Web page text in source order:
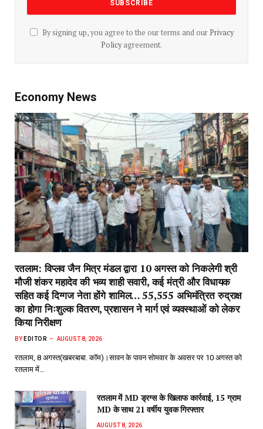
By signing up, you agree to the our terms and our Privacy
Policyagreement.
Economy News
रतलाम: विप्लव जैन मित्र मंडल द्वारा 10 अगस्त को निकलेगी श्री
मौजी शंकर महादेव की भव्य शाही सवारी, कई मंत्री और विधायक
सहित कई दिग्गज नेता होंगे शामिल… 55,555 अभिमंत्रित रुद्राक्ष
का होगा निःशुल्क वितरण, प्रशासन ने मार्ग एवं व्यवस्थाओं को लेकर
किया निरीक्षण
BY EDITOR AUGUST 8, 2026
रतलाम, 8 अगस्त(खबरबाबा. कॉम)।सावन के पावन सोमवार के अवसर पर 10 अगस्त को
रतलाम में…
रतलाम में MD ड्रग्स के खिलाफ कार्रवाई, 15 ग्राम
MD के साथ 21 वर्षीय युवक गिरफ्तार
AUGUST 8, 2026